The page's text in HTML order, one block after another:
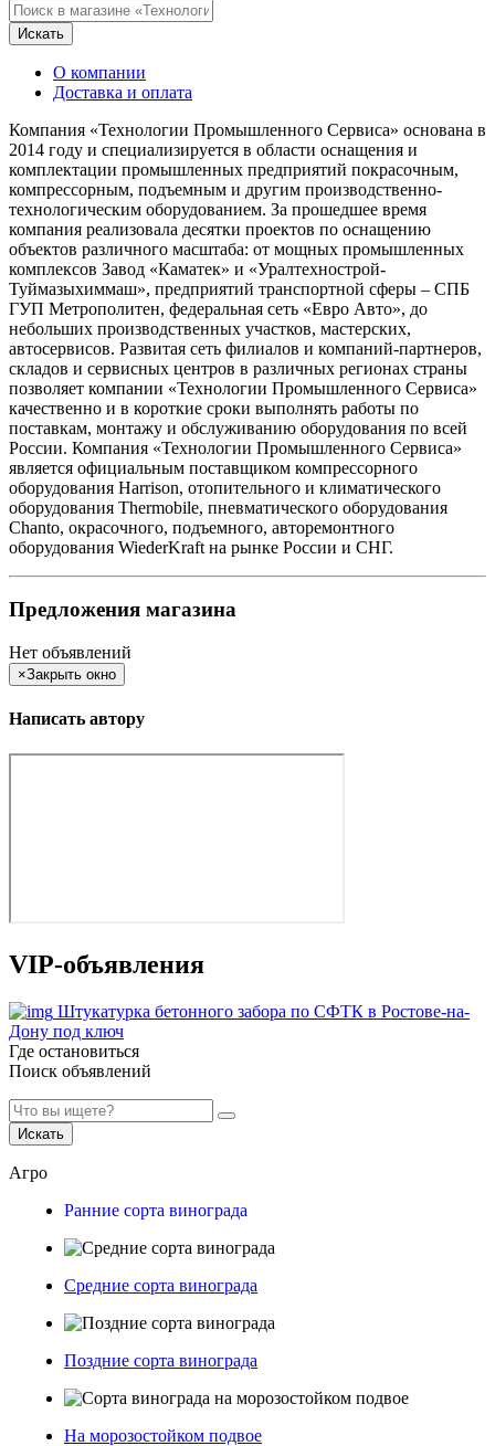
Искать
О компании
Доставка и оплата
Компания «Технологии Промышленного Сервиса» основана в
2014 году и специализируется в области оснащения и
комплектации промышленных предприятий покрасочным,
компрессорным, подъемным и другим производственно-
технологическим оборудованием. За прошедшее время
компания реализовала десятки проектов по оснащению
объектов различного масштаба: от мощных промышленных
комплексов Завод «Каматек» и «Уралтехнострой-
Туймазыхиммаш», предприятий транспортной сферы – СПБ
ГУП Метрополитен, федеральная сеть «Евро Авто», до
небольших производственных участков, мастерских,
автосервисов. Развитая сеть филиалов и компаний-партнеров,
складов и сервисных центров в различных регионах страны
позволяет компании «Технологии Промышленного Сервиса»
качественно и в короткие сроки выполнять работы по
поставкам, монтажу и обслуживанию оборудования по всей
России. Компания «Технологии Промышленного Сервиса»
является официальным поставщиком компрессорного
оборудования Harrison, отопительного и климатического
оборудования Thermobile, пневматического оборудования
Chanto, окрасочного, подъемного, авторемонтного
оборудования WiederKraft на рынке России и СНГ.
Предложения магазина
Нет объявлений
×Закрыть окно
Написать автору
VIP-объявления
Штукатурка бетонного забора по СФТК в Ростове-на-
Дону под ключ
Где остановиться
Поиск объявлений
Искать
Агро
Ранние сорта винограда
Средние сорта винограда
Поздние сорта винограда
На морозостойком подвое